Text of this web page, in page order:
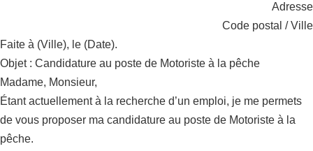
Adresse
Code postal / Ville
Faite à (Ville), le (Date).
Objet : Candidature au poste de Motoriste à la pêche
Madame, Monsieur,
Étant actuellement à la recherche d’un emploi, je me permets
de vous proposer ma candidature au poste de Motoriste à la
pêche.